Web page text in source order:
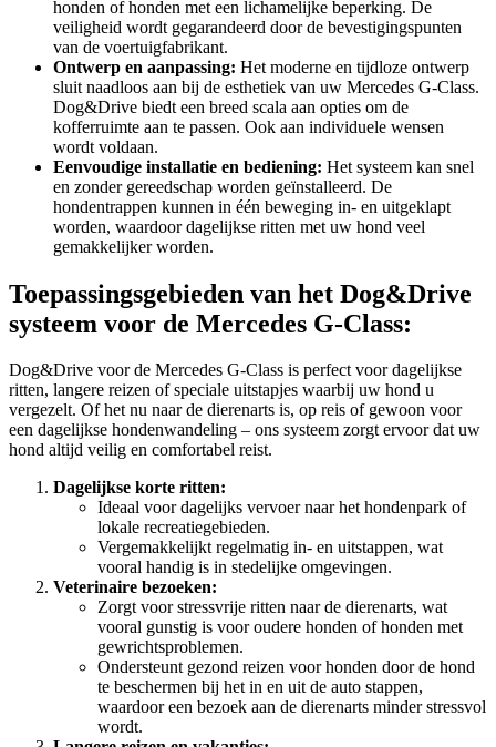
honden of honden met een lichamelijke beperking. De
veiligheid wordt gegarandeerd door de bevestigingspunten
van de voertuigfabrikant.
Ontwerp en aanpassing: Het moderne en tijdloze ontwerp
sluit naadloos aan bij de esthetiek van uw Mercedes G-Class.
Dog&Drive biedt een breed scala aan opties om de
kofferruimte aan te passen. Ook aan individuele wensen
wordt voldaan.
Eenvoudige installatie en bediening: Het systeem kan snel
en zonder gereedschap worden geïnstalleerd. De
hondentrappen kunnen in één beweging in- en uitgeklapt
worden, waardoor dagelijkse ritten met uw hond veel
gemakkelijker worden.
Toepassingsgebieden van het Dog&Drive
systeem voor de Mercedes G-Class:
Dog&Drive voor de Mercedes G-Class is perfect voor dagelijkse
ritten, langere reizen of speciale uitstapjes waarbij uw hond u
vergezelt. Of het nu naar de dierenarts is, op reis of gewoon voor
een dagelijkse hondenwandeling – ons systeem zorgt ervoor dat uw
hond altijd veilig en comfortabel reist.
Dagelijkse korte ritten:
Ideaal voor dagelijks vervoer naar het hondenpark of
lokale recreatiegebieden.
Vergemakkelijkt regelmatig in- en uitstappen, wat
vooral handig is in stedelijke omgevingen.
Veterinaire bezoeken:
Zorgt voor stressvrije ritten naar de dierenarts, wat
vooral gunstig is voor oudere honden of honden met
gewrichtsproblemen.
Ondersteunt gezond reizen voor honden door de hond
te beschermen bij het in en uit de auto stappen,
waardoor een bezoek aan de dierenarts minder stressvol
wordt.